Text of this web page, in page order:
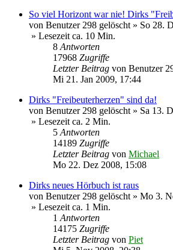
So viel Horizont war nie! Dirks
von Benutzer 298 gelöscht» So 28.
» Lesezeit ca. 10 Min.
8Antworten
17968 Zugriffe
Letzter Beitrag von Benutzer
Mi 21. Jan 2009, 17:44
Dirks "Freibeuterherzen" sind da!
von Benutzer 298 gelöscht» Sa 13.
» Lesezeit ca. 2 Min.
5Antworten
14189 Zugriffe
Letzter Beitrag von Michael
Mo 22. Dez 2008, 15:08
Dirks neues Hörbuch ist raus
von Benutzer 298 gelöscht» Mo 3.
» Lesezeit ca. 1 Min.
1Antworten
14175 Zugriffe
Letzter Beitrag von Piet